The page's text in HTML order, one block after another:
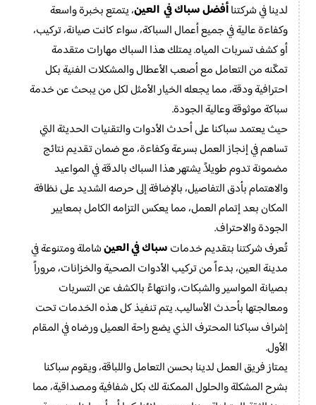
لدينا في شركتناأفضل سباك في العين، يتمتع بخبرة واسعة
وكفاءة عالية في جميع أعمال السباكة، سواء كانت صيانة، تركيب،
أو كشف تسربات المياه. يمتلك هذا السباك مهارات متقدمة
تمكّنه من التعامل مع أصعب الأعطال والمشكلات الفنية بكل
احترافية ودقة، مما يجعله الخيار الأمثل لكل من يبحث عن خدمة
سباكة موثوقة وعالية الجودة.
حيث يعتمد سباكنا على أحدث الأدوات والتقنيات الحديثة التي
تساهم في إنجاز العمل بسرعة وكفاءة، مع ضمان تقديم نتائج
مضمونة تدوم طويلاً. يشتهر هذا السباك بالدقة في المواعيد
والاهتمام بأدق التفاصيل، بالإضافة إلى حرصه الشديد على نظافة
المكان بعد إتمام العمل، مما يعكس التزامه الكامل بمعايير
الجودة والاحتراف.
تُعرف شركتنا بتقديم خدماتسباك في العينشاملة ومتنوعة في
مدينة العين، بدءاً من تركيب الأدوات الصحية والخزانات، مروراً
بصيانة المواسير والشبكات، وانتهاءً بالكشف عن التسربات
ومعالجتها بأحدث الأساليب. يتم تنفيذ كل هذه الخدمات تحت
إشراف سباكنا المحترف الذي يضع راحة العميل ورضاه في المقام
الأول.
يمتاز فريق العمل لدينا بحسن التعامل واللباقة، ويقوم سباكنا
بشرح المشكلة والحلول الممكنة لك بكل شفافية ومصداقية، مما